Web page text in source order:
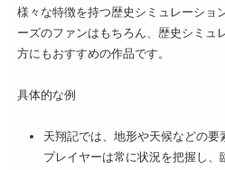
様々な特徴を持つ歴史シミュレーショ
ーズのファンはもちろん、歴史シミュ
方にもおすすめの作品です。
具体的な例
天翔記では、地形や天候などの要
プレイヤーは常に状況を把握し、